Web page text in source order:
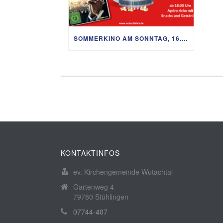
SOMMERKINO AM SONNTAG, 16. AUGUST
KONTAKTINFOS
ev. Kirchengemeinde Wutachtal
Gartenweg 4
79780 Stühlingen
07744-407